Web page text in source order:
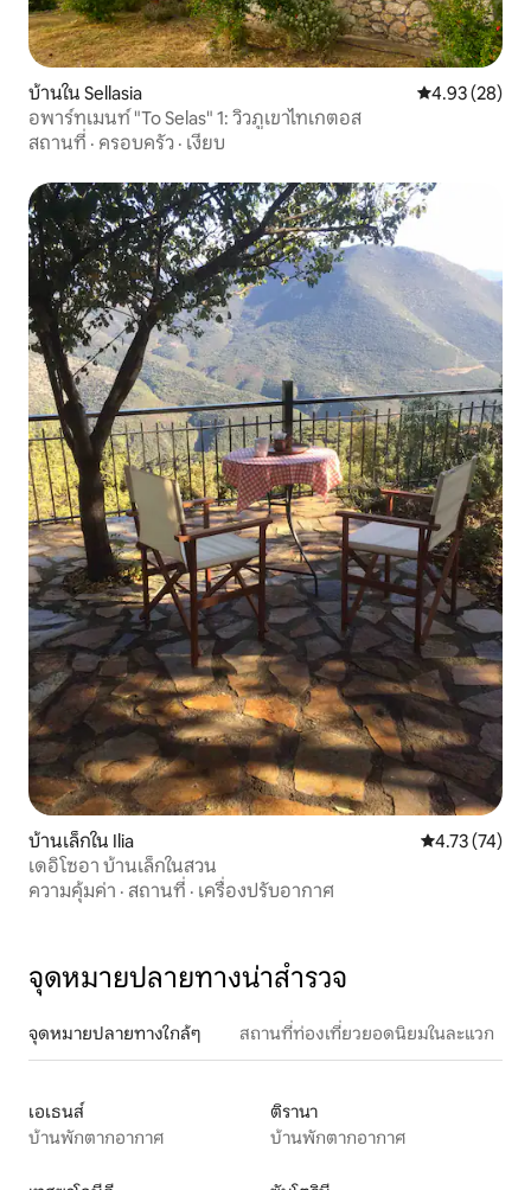
บ้านใน Sellasia คะแนนเฉลี่ย
4.93 (28)
อพาร์ทเมนท์ "To Selas" 1: วิวภูเขาไทเกตอส
สถานที่ · ครอบครัว · เงียบ
บ้านเล็กใน Ilia คะแนนเฉลี่ย
4.73 (74)
เดอิโซอา บ้านเล็กในสวน
ความคุ้มค่า · สถานที่ · เครื่องปรับอากาศ
จุดหมายปลายทางน่าสำรวจ
จุดหมายปลายทางใกล้ๆ สถานที่ท่องเที่ยวยอดนิยมในละแวก
เอเธนส์
บ้านพักตากอากาศ
ติรานา
บ้านพักตากอากาศ